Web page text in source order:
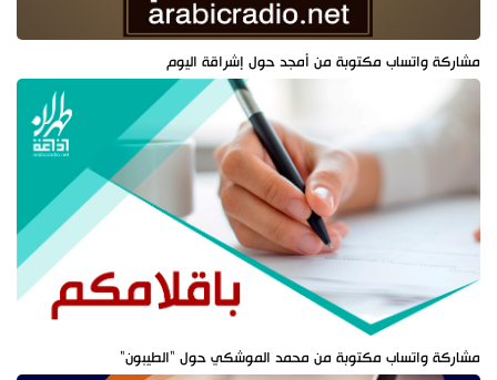
مشاركة واتساب مكتوبة من أمجد حول إشراقة اليوم
مشاركة واتساب مكتوبة من محمد الموشكي حول "الطيبون"